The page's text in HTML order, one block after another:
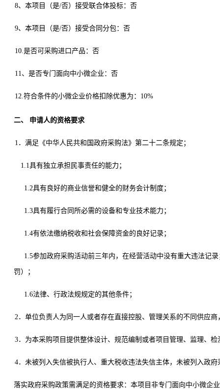
8、本项目（是/否）接受联合体投标：否
9、本项目（是/否）接受合同分包：否
10.是否可采购进口产品：否
11、是否专门面向中小微企业：否
12.符合条件的小微企业价格扣除优惠为：10%
二、 申请人的资格要求
1． 满足《中华人民共和国政府采购法》第二十二条规定；
1.1具有独立承担民事责任的能力；
1.2具有良好的商业信誉和健全的财务会计制度；
1.3具有履行合同所必需的设备和专业技术能力；
1.4有依法缴纳税收和社会保障资金的良好记录；
1.5参加政府采购活动前三年内，在经营活动中没有重大违法记
罚）；
1.6法律、行政法规规定的其他条件；
2． 单位负责人为同一人或者存在直接控股、管理关系的不同供应
3． 为本采购项目提供整体设计、规范编制或者项目管理、监理、
4． 未被列入失信被执行人、 重大税收违法失信主体，未被列入政
落实政府采购政策需满足的资格要求：本项目非专门面向中小微企